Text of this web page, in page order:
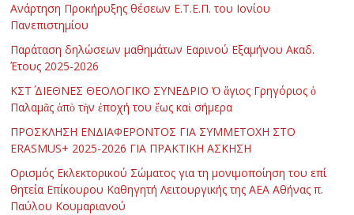
Ανάρτηση Προκήρυξης θέσεων Ε.Τ.Ε.Π. του Ιονίου
Πανεπιστημίου
Παράταση δηλώσεων μαθημάτων Εαρινού Εξαμήνου Ακαδ.
Έτους 2025-2026
ΚΣΤ΄ ΔΙΕΘΝΕΣ ΘΕΟΛΟΓΙΚΟ ΣΥΝΕΔΡΙΟ Ὁ ἅγιος Γρηγόριος ὁ
Παλαμᾶς ἀπὸ τὴν ἐποχή του ἕως καὶ σήμερα
ΠΡΟΣΚΛΗΣΗ ΕΝΔΙΑΦΕΡΟΝΤΟΣ ΓΙΑ ΣΥΜΜΕΤΟΧΗ ΣΤΟ
ERASMUS+ 2025-2026 ΓΙΑ ΠΡΑΚΤΙΚΗ ΑΣΚΗΣΗ
Ορισμός Εκλεκτορικού Σώματος για τη μονιμοποίηση του επί
θητεία Επίκουρου Καθηγητή Λειτουργικής της ΑΕΑ Αθήνας π.
Παύλου Κουμαριανού